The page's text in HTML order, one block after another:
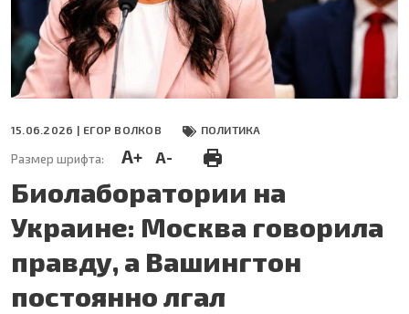
15.06.2026 | ЕГОР ВОЛКОВ ПОЛИТИКА
Размер шрифта: A+ A-
Биолаборатории на
Украине: Москва говорила
правду, а Вашингтон
постоянно лгал